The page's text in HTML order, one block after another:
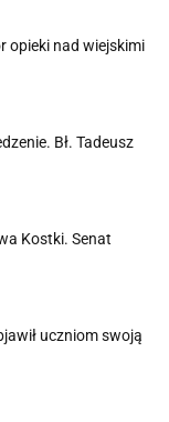
opieki nad wiejskimi
Bł. Tadeusz
Kostki. Senat
uczniom swoją